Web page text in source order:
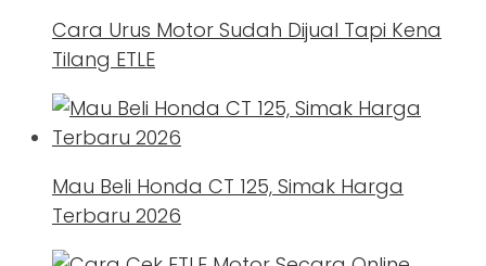
Cara Urus Motor Sudah Dijual Tapi Kena
Tilang ETLE
Mau Beli Honda CT 125, Simak Harga
Terbaru 2026